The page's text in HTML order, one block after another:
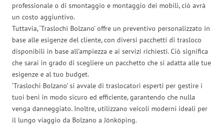
professionale o di smontaggio e montaggio dei mobili, ciò avrà
un costo aggiuntivo.
Tuttavia, ‘Traslochi Bolzano’ offre un preventivo personalizzato in
base alle esigenze del cliente, con diversi pacchetti di trasloco
disponibili in base all’ampiezza e ai servizi richiesti. Ciò significa
che sarai in grado di scegliere un pacchetto che si adatta alle tue
esigenze e al tuo budget.
‘Traslochi Bolzano’ si avvale di traslocatori esperti per gestire i
tuoi beni in modo sicuro ed efficiente, garantendo che nulla
venga danneggiato. Inoltre, utilizzano veicoli moderni ideali per
il lungo viaggio da Bolzano a Jönköping.